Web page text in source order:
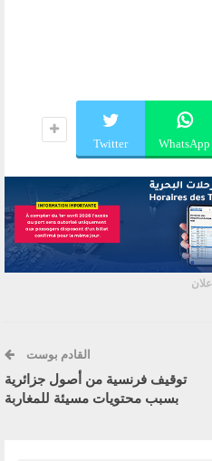
WhatsApp
Twitter
إعلان
القادم بوست
توقيف فرنسية من أصول جزائرية
بسبب محتويات مسيئة للمغاربة